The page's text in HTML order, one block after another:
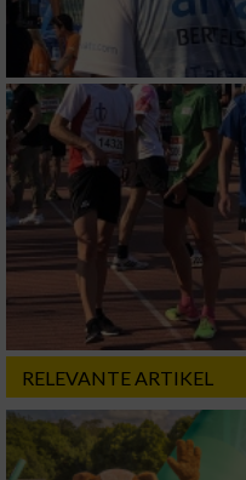
RELEVANTE ARTIKEL